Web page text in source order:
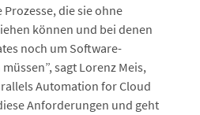
die sie ohne
können und bei denen
noch um Software-
sagt Lorenz Meis,
Automation for Cloud
Anforderungen und geht